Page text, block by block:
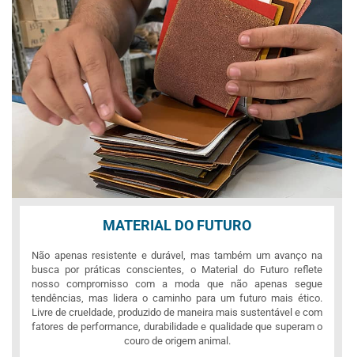
MATERIAL DO FUTURO
Não apenas resistente e durável, mas também um avanço na
busca por práticas conscientes, o Material do Futuro reflete
nosso compromisso com a moda que não apenas segue
tendências, mas lidera o caminho para um futuro mais ético.
Livre de crueldade, produzido de maneira mais sustentável e com
fatores de performance, durabilidade e qualidade que superam o
couro de origem animal.